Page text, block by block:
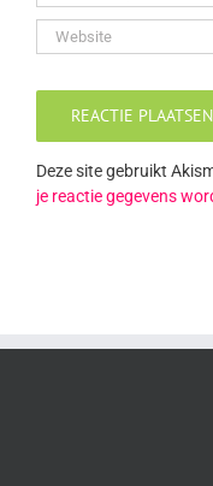
Deze site gebruikt
je reactie gegevens